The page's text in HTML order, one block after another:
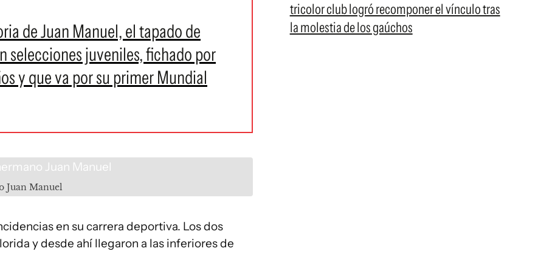
de Juan Manuel, el tapado de
selecciones juveniles, fichado por
y que va por su primer Mundial
Juan Manuel
en su carrera deportiva. Los dos
y desde ahí llegaron a las inferiores de
tricolor club logró recomponer el vínculo tras
la molestia de los gaúchos